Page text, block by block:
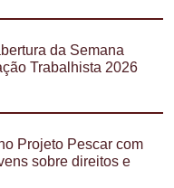
da Semana
Trabalhista 2026
Projeto Pescar com
sobre direitos e